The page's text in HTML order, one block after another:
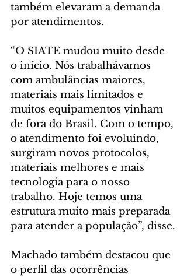
também elevaram a demanda
por atendimentos.
“O SIATE mudou muito desde
o início. Nós trabalhávamos
com ambulâncias maiores,
materiais mais limitados e
muitos equipamentos vinham
de fora do Brasil. Com o tempo,
o atendimento foi evoluindo,
surgiram novos protocolos,
materiais melhores e mais
tecnologia para o nosso
trabalho. Hoje temos uma
estrutura muito mais preparada
para atender a população”, disse.
Machado também destacou que
o perfil das ocorrências